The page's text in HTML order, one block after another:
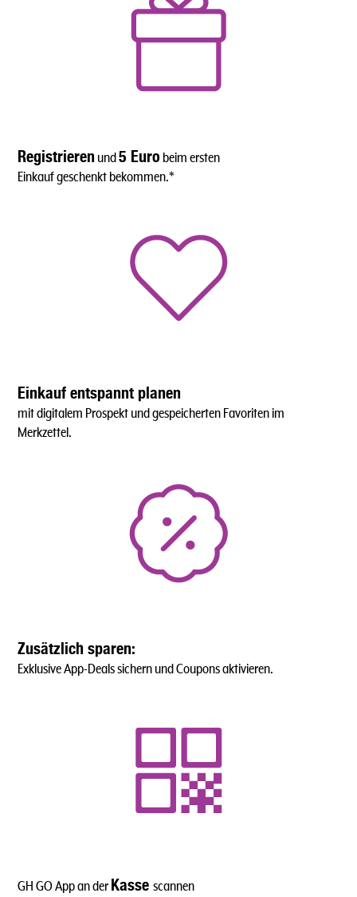
Registrieren und5 Euro beim ersten
Einkauf geschenkt bekommen.*
Einkauf entspannt planen
mit digitalem Prospekt und gespeicherten Favoriten im
Merkzettel.
Zusätzlich sparen:
Exklusive App-Deals sichern und Coupons aktivieren.
GH GO App an der Kasse scannen